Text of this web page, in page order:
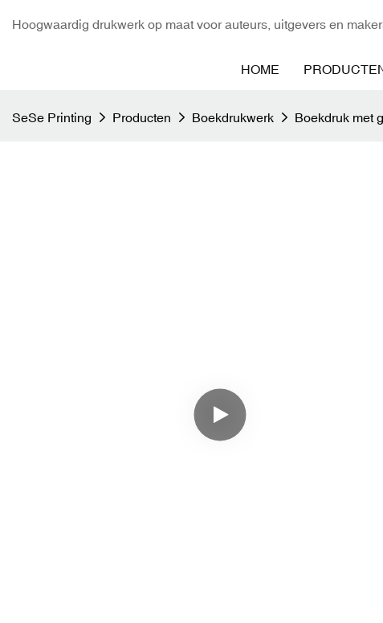
Hoogwaardig drukwerk op maat voor auteurs, uitgevers en
HOME
SeSe Printing Producten Boekdrukwerk Boekdruk met